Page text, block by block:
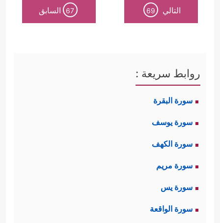
التالي 69
67 السابق
روابط سريعة :
سورة البقرة
سورة يوسف
سورة الكهف
سورة مريم
سورة يس
سورة الواقعة